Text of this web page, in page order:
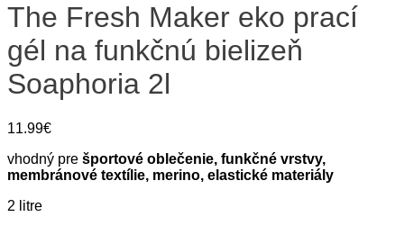
The Fresh Maker eko prací
gél na funkčnú bielizeň
Soaphoria 2l
11.99€
vhodný pre športové oblečenie, funkčné vrstvy,
membránové textílie, merino, elastické materiály
2 litre